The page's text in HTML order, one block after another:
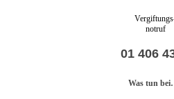
notruf
01 406
Was tun